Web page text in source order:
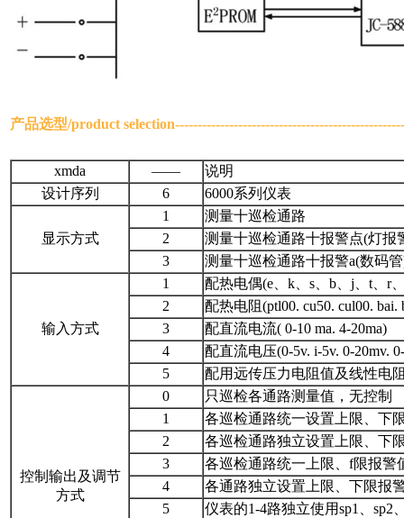
产品选型/product selection
xmda ——
说明
设计序列
6 6000系列仪表
显示方式
1
测量十巡检通路
2
测量十巡检通路十报警点(灯报
3
测量十巡检通路十报警a(数码
输入方式
1
配热电偶(e、k、s、b、j、t、r
2
配热电阻(ptl00. cu50. cul00. bai.
3
配直流电流( 0-10 ma. 4-20ma)
4
配直流电压(0-5v. i-5v. 0-20mv.
5
配用远传压力电阻值及线性电
控制输出及调节
方式
0
只巡检各通路测量值，无控制
1
各巡检通路统一设置上限、下
2
各巡检通路独立设置上限、下
3
各巡检通路统一上限、f限报警
4
各通路独立设置上限、下限报
5
仪表的1-4路独立使用sp1、sp2